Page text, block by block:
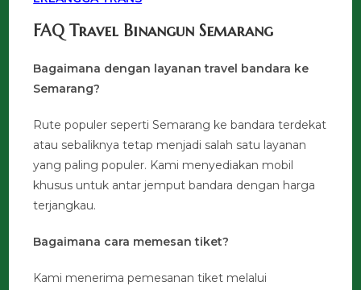
FAQ Travel Binangun Semarang
Bagaimana dengan layanan travel bandara ke
Semarang?
Rute populer seperti Semarang ke bandara terdekat
atau sebaliknya tetap menjadi salah satu layanan
yang paling populer. Kami menyediakan mobil
khusus untuk antar jemput bandara dengan harga
terjangkau.
Bagaimana cara memesan tiket?
Kami menerima pemesanan tiket melalui